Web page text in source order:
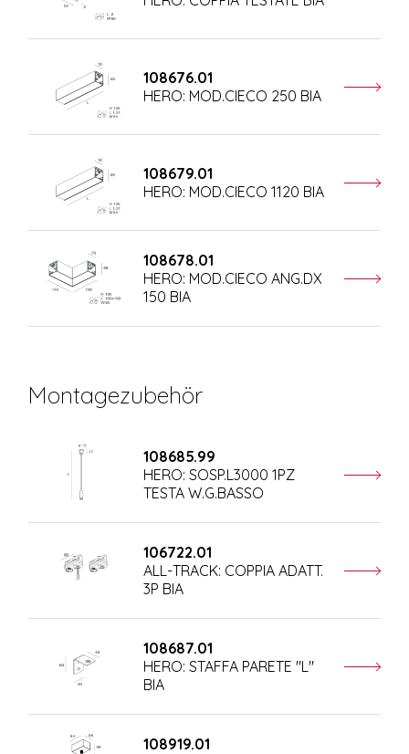
108676.01
HERO: MOD.CIECO 250 BIA
108679.01
HERO: MOD.CIECO 1120 BIA
108678.01
HERO: MOD.CIECO ANG.DX
150 BIA
Montagezubehör
108685.99
HERO: SOSP.L3000 1PZ
TESTA W.G.BASSO
106722.01
ALL-TRACK: COPPIA ADATT.
3P BIA
108687.01
HERO: STAFFA PARETE "L"
BIA
108919.01